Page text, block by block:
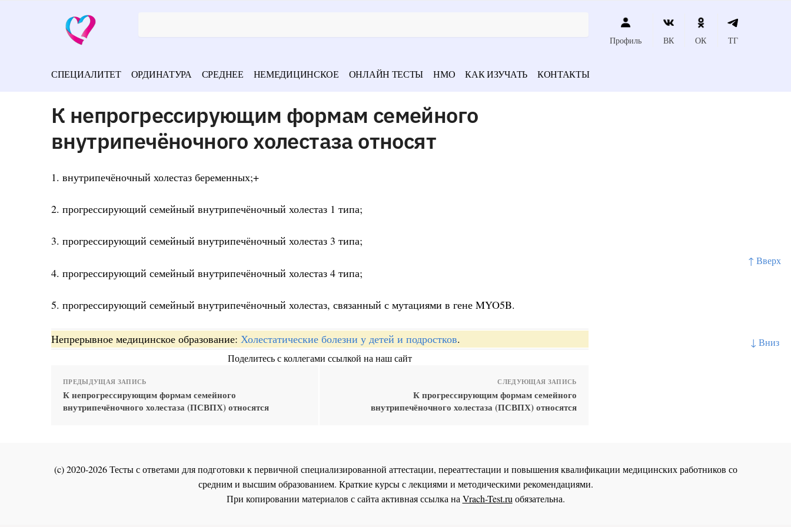
↑ Вверх
↓ Вниз
Профиль ВК ОК ТГ
СПЕЦИАЛИТЕТ ОРДИНАТУРА СРЕДНЕЕ НЕМЕДИЦИНСКОЕ ОНЛАЙН ТЕСТЫ НМО КАК ИЗУЧАТЬ КОНТАКТЫ
К непрогрессирующим формам семейного
внутрипечёночного холестаза относят
1. внутрипечёночный холестаз беременных;+
2. прогрессирующий семейный внутрипечёночный холестаз 1 типа;
3. прогрессирующий семейный внутрипечёночный холестаз 3 типа;
4. прогрессирующий семейный внутрипечёночный холестаз 4 типа;
5. прогрессирующий семейный внутрипечёночный холестаз, связанный с мутациями в гене MYO5B.
Непрерывное медицинское образование: Холестатические болезни у детей и подростков.
Поделитесь с коллегами ссылкой на наш сайт
ПРЕДЫДУЩАЯ ЗАПИСЬ
К непрогрессирующим формам семейного
внутрипечёночного холестаза (ПСВПХ) относятся
СЛЕДУЮЩАЯ ЗАПИСЬ
К прогрессирующим формам семейного
внутрипечёночного холестаза (ПСВПХ) относятся
(c) 2020-2026 Тесты с ответами для подготовки к первичной специализированной аттестации, переаттестации и повышения квалификации медицинских работников со
средним и высшим образованием. Краткие курсы с лекциями и методическими рекомендациями.
При копировании материалов с сайта активная ссылка на Vrach-Test.ru обязательна.